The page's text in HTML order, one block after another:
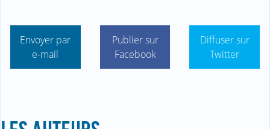
Envoyer par
e-mail
Publier sur
Facebook
Diffuser sur
Twitter